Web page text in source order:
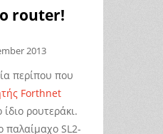
router!
2013
περίπου που
Forthnet
ρουτεράκι.
παλαίμαχο SL2-